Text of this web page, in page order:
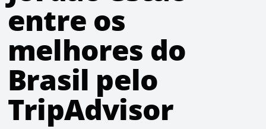
entre os
melhores do
Brasil pelo
TripAdvisor